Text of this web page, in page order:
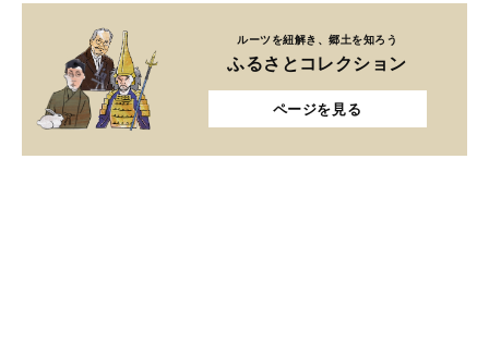
ルーツを紐解き、郷土を知ろう
ふるさとコレクション
ページを見る